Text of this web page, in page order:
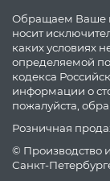
Обращаем Ваше
носит
каких условиях
определяемой
кодекса
информации о
пожалуйста,
Розничная
© Производство
Санкт-